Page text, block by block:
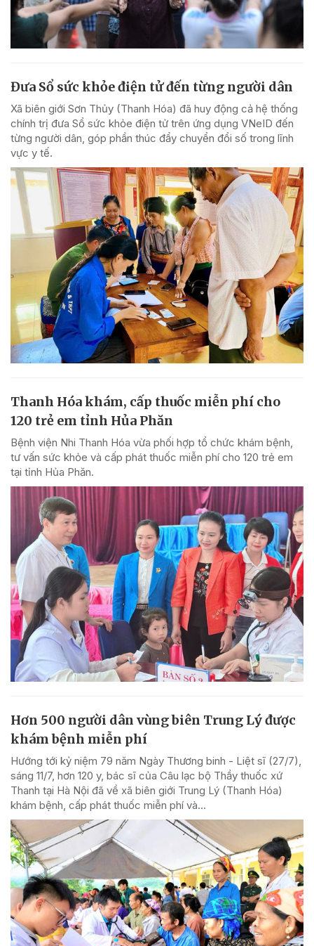
Đưa Sổ sức khỏe điện tử đến từng người dân
Xã biên giới Sơn Thủy (Thanh Hóa) đã huy động cả hệ thống
chính trị đưa Sổ sức khỏe điện tử trên ứng dụng VNeID đến
từng người dân, góp phần thúc đẩy chuyển đổi số trong lĩnh
vực y tế.
Thanh Hóa khám, cấp thuốc miễn phí cho
120 trẻ em tỉnh Hủa Phăn
Bệnh viện Nhi Thanh Hóa vừa phối hợp tổ chức khám bệnh,
tư vấn sức khỏe và cấp phát thuốc miễn phí cho 120 trẻ em
tại tỉnh Hủa Phăn.
Hơn 500 người dân vùng biên Trung Lý được
khám bệnh miễn phí
Hướng tới kỷ niệm 79 năm Ngày Thương binh - Liệt sĩ (27/7),
sáng 11/7, hơn 120 y, bác sĩ của Câu lạc bộ Thầy thuốc xứ
Thanh tại Hà Nội đã về xã biên giới Trung Lý (Thanh Hóa)
khám bệnh, cấp phát thuốc miễn phí và...